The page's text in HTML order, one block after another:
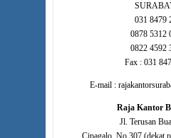
031 8479
0878 5312
0822 4592
Fax : 031
E-mail :
Raja Kantor
Jl. Terusan
Cipagalo, No 307 (dekat